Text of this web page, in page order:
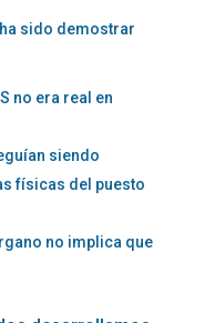
sido demostrar
no era real en
siendo
físicas del puesto
no implica que